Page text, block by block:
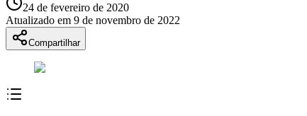
24 de fevereiro de 2020
Atualizado em 9 de novembro de 2022
Compartilhar